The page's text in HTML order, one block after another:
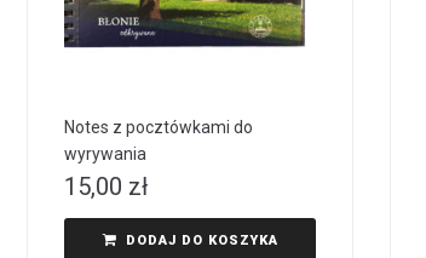
Notes z pocztówkami do
wyrywania
15,00 zł
DODAJ DO KOSZYKA